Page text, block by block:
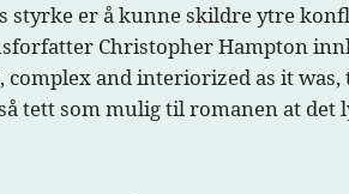
er å kunne skildre ytre
Christopher Hampton
complex and interiorized as it
tett som mulig til romanen at